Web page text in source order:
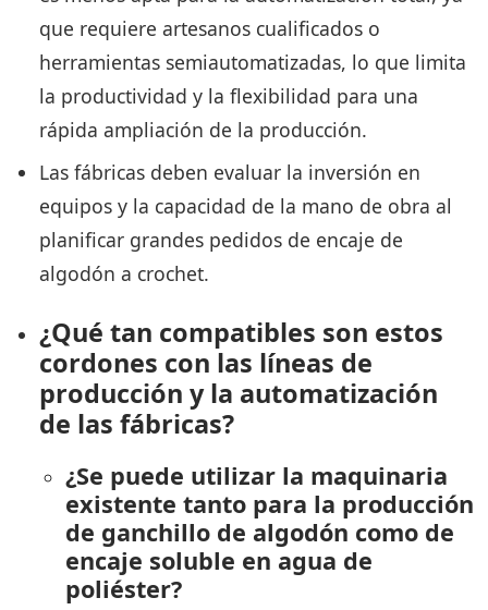
que requiere artesanos cualificados o
herramientas semiautomatizadas, lo que limita
la productividad y la flexibilidad para una
rápida ampliación de la producción.
Las fábricas deben evaluar la inversión en
equipos y la capacidad de la mano de obra al
planificar grandes pedidos de encaje de
algodón a crochet.
¿Qué tan compatibles son estos
cordones con las líneas de
producción y la automatización
de las fábricas?
¿Se puede utilizar la maquinaria
existente tanto para la producción
de ganchillo de algodón como de
encaje soluble en agua de
poliéster?